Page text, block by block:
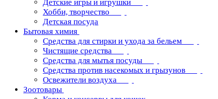
Детские игры и игрушки
Хобби, творчество
Детская посуда
Бытовая химия
Средства для стирки и ухода за бельем
Чистящие средства
Средства для мытья посуды
Средства против насекомых и грызунов
Освежители воздуха
Зоотовары